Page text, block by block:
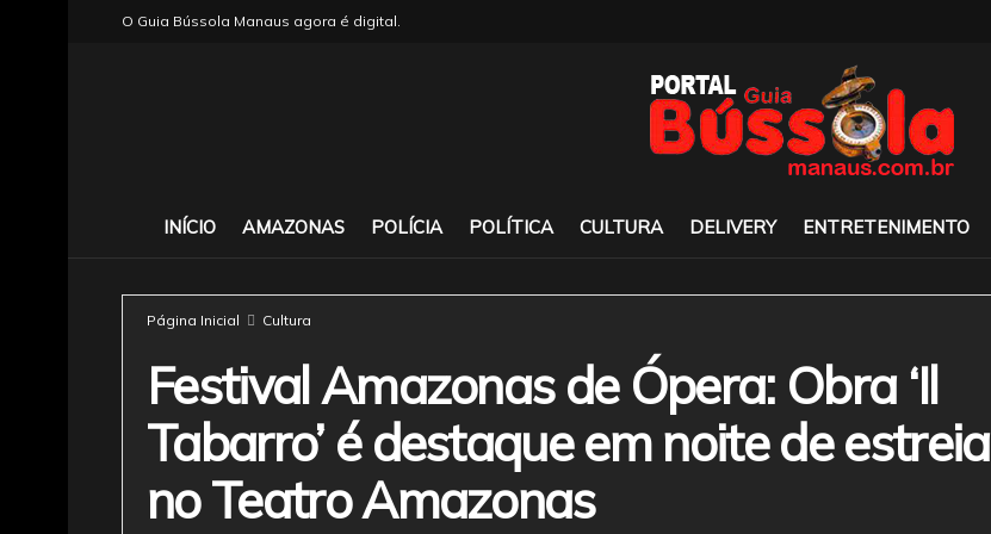
O Guia Bússola Manaus agora é digital.
INÍCIO AMAZONAS POLÍCIA POLÍTICA CULTURA DELIVERY ENTRETENIMENTO
Página Inicial Cultura
Festival Amazonas de Ópera: Obra ‘Il
Tabarro’ é destaque em noite de estreia
no Teatro Amazonas